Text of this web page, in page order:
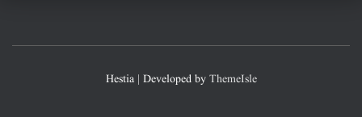
Hestia | Developed by ThemeIsle